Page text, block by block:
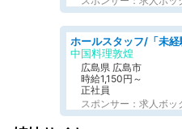
中国料理敦煌
広島県 広島市
時給1,150円～
正社員
スポンサー：求人ボッ